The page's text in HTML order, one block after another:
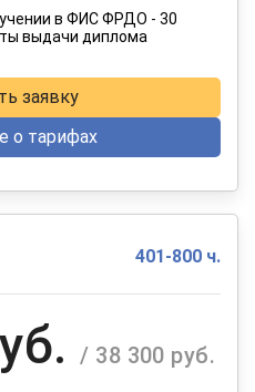
на 12 месяцев
в ФИС ФРДО - 30
выдачи диплома
заявку
о тарифах
401-800 ч.
/ 38 300 руб.